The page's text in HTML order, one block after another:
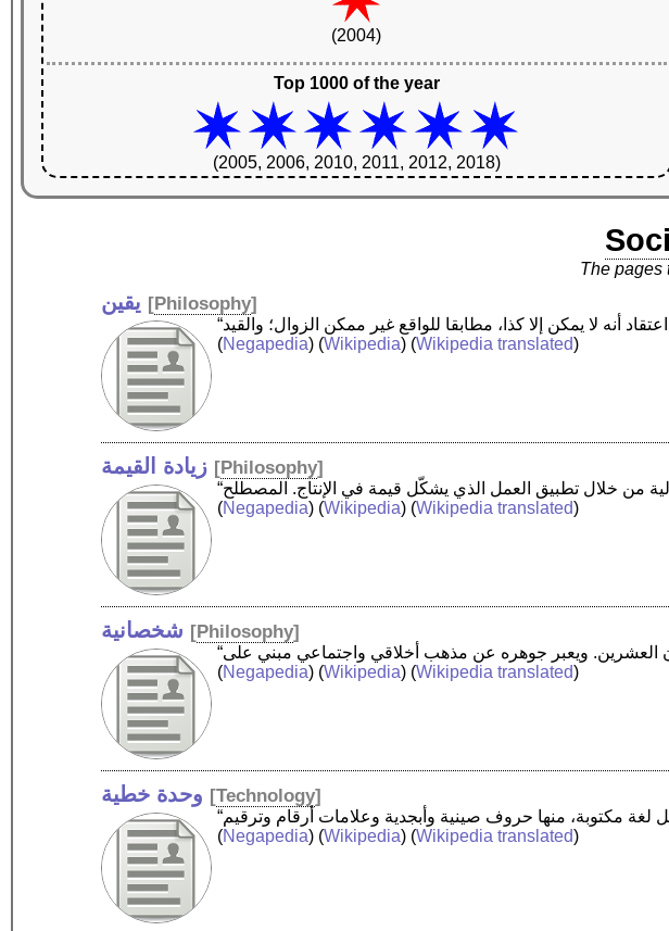
(2004)
Top 1000 of the year
(2005, 2006, 2010, 2011, 2012, 2018)
The pages
يقين [Philosophy]
(Negapedia) (Wikipedia) (Wikipedia translated)
زيادة القيمة [Philosophy]
(Negapedia) (Wikipedia) (Wikipedia translated)
شخصانية [Philosophy]
(Negapedia) (Wikipedia) (Wikipedia translated)
وحدة خطية [Technology]
(Negapedia) (Wikipedia) (Wikipedia translated)